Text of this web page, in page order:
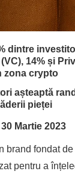
dintre
14% și
zona crypto
așteaptă
pieței
Martie 2023
brand fondat
pentru a